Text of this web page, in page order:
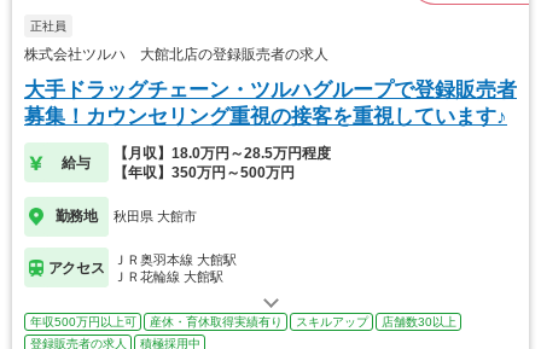
正社員
株式会社ツルハ 大館北店の登録販売者の求人
大手ドラッグチェーン・ツルハグループで登録販売者
募集！カウンセリング重視の接客を重視しています♪
給与
【月収】18.0万円～28.5万円程度
【年収】350万円～500万円
勤務地 秋田県 大館市
アクセス
ＪＲ奥羽本線 大館駅
ＪＲ花輪線 大館駅
年収500万円以上可 産休・育休取得実績有り スキルアップ
店舗数30以上
登録販売者の求人
積極採用中